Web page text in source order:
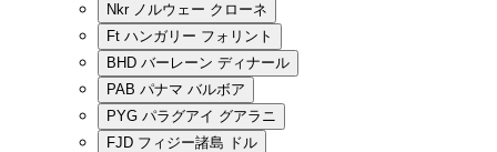
Nkr ノルウェー クローネ
Ft ハンガリー フォリント
BHD バーレーン ディナール
PAB パナマ バルボア
PYG パラグアイ グアラニ
FJD フィジー諸島 ドル